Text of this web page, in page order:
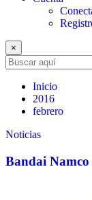
×
Inicio
2016
febrero
Noticias
Bandai